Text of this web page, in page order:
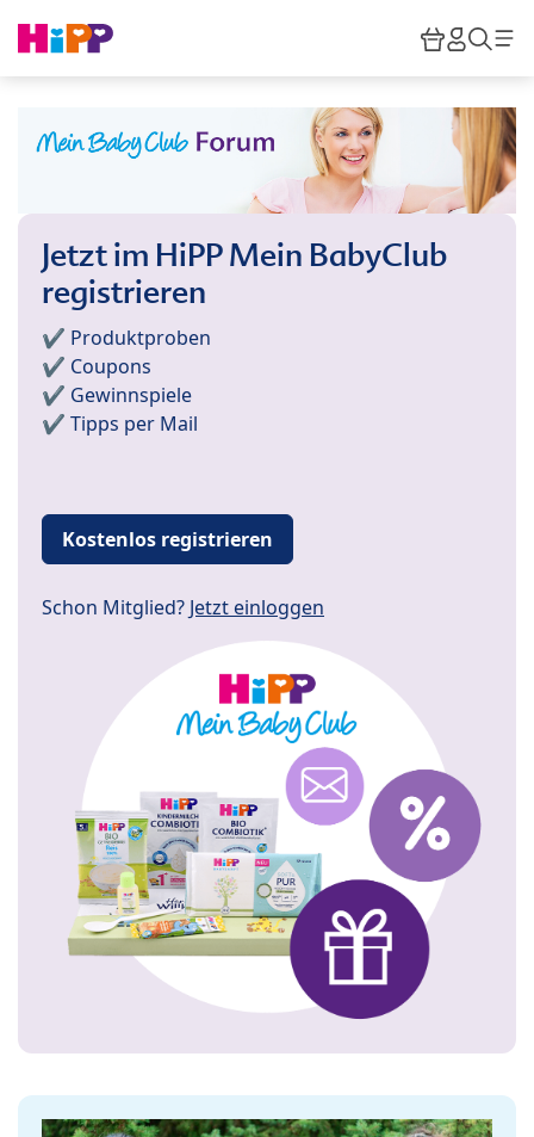
HiPP
Jetzt im HiPP Mein BabyClub
registrieren
✔️ Produktproben
✔️ Coupons
✔️ Gewinnspiele
✔️ Tipps per Mail
Kostenlos registrieren
Schon Mitglied? Jetzt einloggen